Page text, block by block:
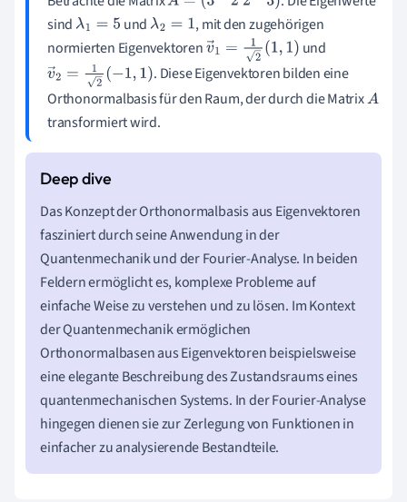
sind λ1=5 und λ2=1
, mit den zugehörigen
normierten Eigenvektorenv→ 1=1 2(1,1)
und
v→ 2=1 2(−1,1)
. Diese Eigenvektoren bilden eine
Orthonormalbasis für den Raum, der durch die MatrixA
transformiert wird.
Das Konzept der Orthonormalbasis aus Eigenvektoren
fasziniert durch seine Anwendung in der
Quantenmechanik und der Fourier-Analyse. In beiden
Feldern ermöglicht es, komplexe Probleme auf
einfache Weise zu verstehen und zu lösen. Im Kontext
der Quantenmechanik ermöglichen
Orthonormalbasen aus Eigenvektoren beispielsweise
eine elegante Beschreibung des Zustandsraums eines
quantenmechanischen Systems. In der Fourier-Analyse
hingegen dienen sie zur Zerlegung von Funktionen in
einfacher zu analysierende Bestandteile.